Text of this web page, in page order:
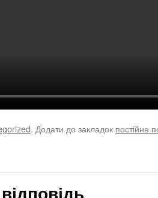
. Додати до закладок постійне